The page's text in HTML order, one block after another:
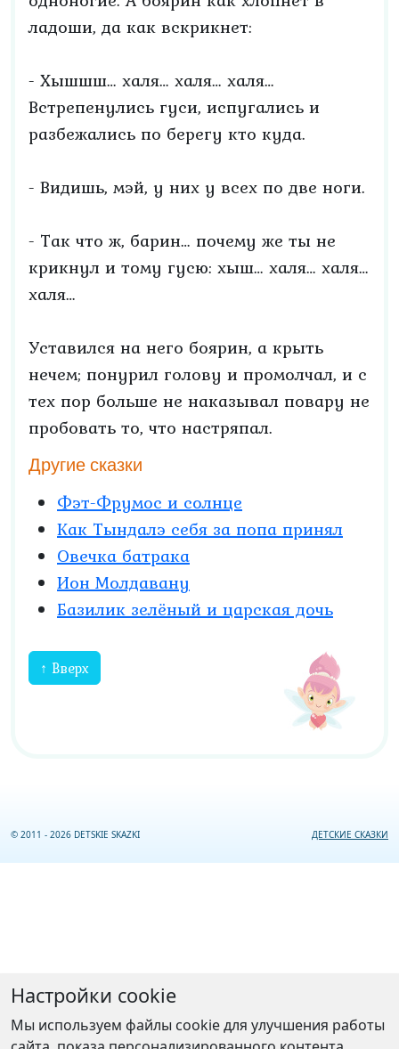
ладоши, да как вскрикнет:
- Хышшш… халя… халя… халя…
Встрепенулись гуси, испугались и
разбежались по берегу кто куда.
- Видишь, мэй, у них у всех по две ноги.
- Так что ж, барин… почему же ты не
крикнул и тому гусю: хыш… халя… халя…
халя…
Уставился на него боярин, а крыть
нечем; понурил голову и промолчал, и с
тех пор больше не наказывал повару не
пробовать то, что настряпал.
Другие сказки
Фэт-Фрумос и солнце
Как Тындалэ себя за попа принял
Овечка батрака
Ион Молдавану
Базилик зелёный и царская дочь
↑ Вверх
© 2011 - 2026 DETSKIE SKAZKI ДЕТСКИЕ СКАЗКИ
Настройки cookie
Мы используем файлы cookie для улучшения работы